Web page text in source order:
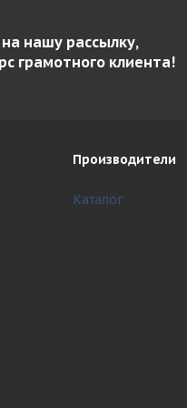
нашу рассылку,
грамотного клиента!
Производители
Каталог